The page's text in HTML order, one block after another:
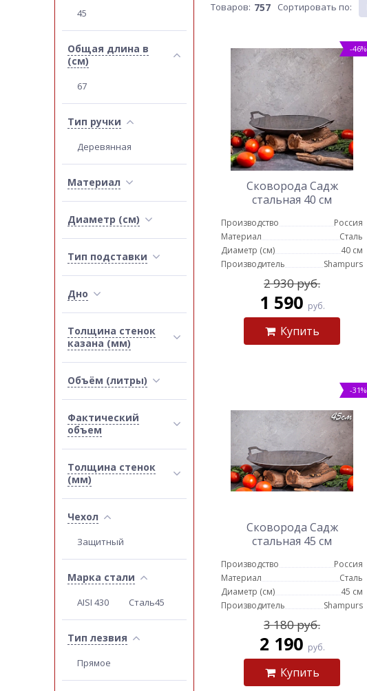
45
Общая длина в
(см)
67
Тип ручки
Деревянная
Материал
Диаметр (см)
Тип подставки
Дно
Толщина стенок
казана (мм)
Объём (литры)
Фактический
объем
Толщина стенок
(мм)
Чехол
Защитный
Марка стали
AISI 430 Сталь45
Тип лезвия
Прямое
Товаров: 757 Сортировать по:
-46%
Сковорода Садж
стальная 40 см
Производство
Россия
Материал
Сталь
Диаметр (см)
40 см
Производитель
Shampurs
2 930 руб.
1 590 руб.
Купить
-31%
Сковорода Садж
стальная 45 см
Производство
Россия
Материал
Сталь
Диаметр (см)
45 см
Производитель
Shampurs
3 180 руб.
2 190 руб.
Купить